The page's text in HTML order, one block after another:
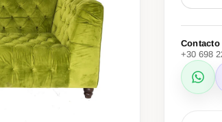
+30 698